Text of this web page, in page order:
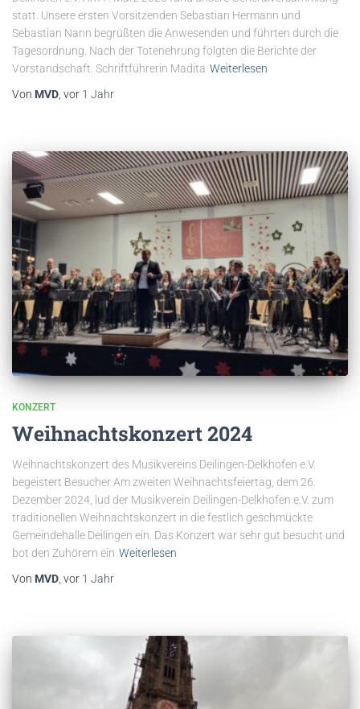
statt. Unsere ersten Vorsitzenden Sebastian Hermann und
Sebastian Nann begrüßten die Anwesenden und führten durch die
Tagesordnung. Nach der Totenehrung folgten die Berichte der
Vorstandschaft. Schriftführerin Madita Weiterlesen
Von MVD, vor 1 Jahr
KONZERT
Weihnachtskonzert 2024
Weihnachtskonzert des Musikvereins Deilingen-Delkhofen e.V.
begeistert Besucher Am zweiten Weihnachtsfeiertag, dem 26.
Dezember 2024, lud der Musikverein Deilingen-Delkhofen e.V. zum
traditionellen Weihnachtskonzert in die festlich geschmückte
Gemeindehalle Deilingen ein. Das Konzert war sehr gut besucht und
bot den Zuhörern ein Weiterlesen
Von MVD , vor 1 Jahr